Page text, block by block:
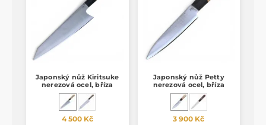
Japonský nůž Kiritsuke
nerezová ocel, bříza
4 500 Kč
Japonský nůž Petty
nerezová ocel, bříza
3 900 Kč